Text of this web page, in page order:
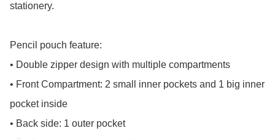
stationery.
Pencil pouch feature:
• Double zipper design with multiple compartments
• Front Compartment: 2 small inner pockets and 1 big inner
pocket inside
• Back side: 1 outer pocket